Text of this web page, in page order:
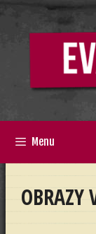
Přeskočit
Menu
OBRAZY